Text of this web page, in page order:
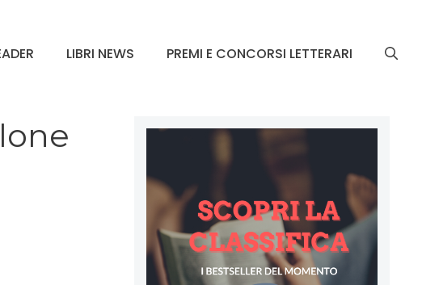
LIBRI NEWS PREMI E CONCORSI LETTERARI